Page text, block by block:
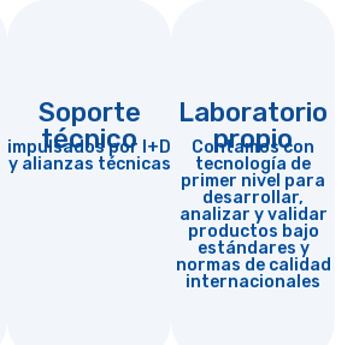
Soporte
técnico
impulsados por I+D
y alianzas técnicas
Laboratorio
propio
Contamos con
tecnología de
primer nivel para
desarrollar,
analizar y validar
productos bajo
estándares y
normas de calidad
internacionales